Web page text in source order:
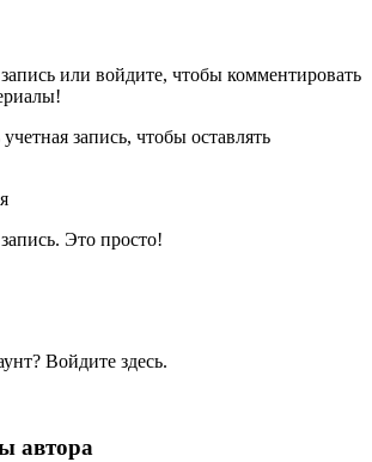
или войдите, чтобы комментировать
запись, чтобы оставлять
Это просто!
Войдите здесь.
автора